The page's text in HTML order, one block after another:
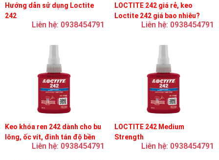
Hướng dẫn sử dụng Loctite
242
Liên hệ: 0938454791
LOCTITE 242 giá rẻ, keo
Loctite 242 giá bao nhiêu?
Liên hệ: 0938454791
Keo khóa ren 242 dành cho bu
lông, ốc vít, đinh tán độ bền
trung bình, độ nhớt trung bình
Liên hệ: 0938454791
LOCTITE 242 Medium
Strength
Liên hệ: 0938454791